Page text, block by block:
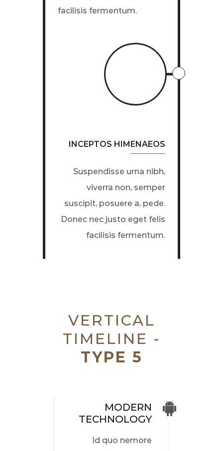
facilisis fermentum.
INCEPTOS HIMENAEOS
Suspendisse urna nibh,
viverra non, semper
suscipit, posuere a, pede.
Donec nec justo eget felis
facilisis fermentum.
VERTICAL
TIMELINE -
TYPE 5
MODERN
TECHNOLOGY
Id quo nemore